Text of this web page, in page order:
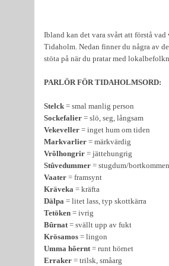
Ibland kan det vara svårt att förstå vad
Tidaholm. Nedan finner du några av
stöta på när du pratar med
PARLÖR FÖR TIDAHOLMSORD:
Stelck = smal manlig person
Sockefalier = slö, seg, långsam
Vekeveller = inget hum om tiden
Markvarlier = märkvärdig
Vrôlhongrir = jättehungrig
Stûvedummer = stugdum/bortkommen
Vaater = framsynt
Kräveka = kräfta
Dälpa = litet lass, typ skottkärra
Tetöken = ivrig
Bûrnat = svällt upp av fukt
Krösamos = lingon
Umma hôernt = runt hörnet
Erraker = trilsk, småarg